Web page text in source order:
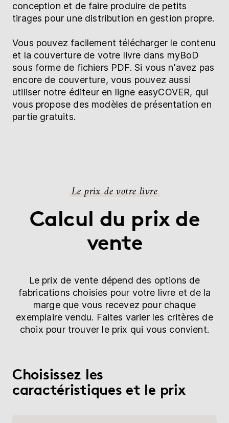
conception et de faire produire de petits
tirages pour une distribution en gestion propre.
Vous pouvez facilement télécharger le contenu
et la couverture de votre livre dans myBoD
sous forme de fichiers PDF. Si vous n'avez pas
encore de couverture, vous pouvez aussi
utiliser notre éditeur en ligne easyCOVER, qui
vous propose des modèles de présentation en
partie gratuits.
Le prix de votre livre
Calcul du prix de
vente
Le prix de vente dépend des options de
fabrications choisies pour votre livre et de la
marge que vous recevez pour chaque
exemplaire vendu. Faites varier les critères de
choix pour trouver le prix qui vous convient.
Choisissez les
caractéristiques et le prix